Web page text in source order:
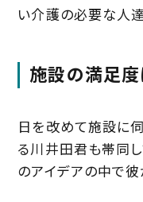
い介護の必要な人
施設の満足度
日を改めて施設に
る川井田君も帯同し
のアイデアの中で彼